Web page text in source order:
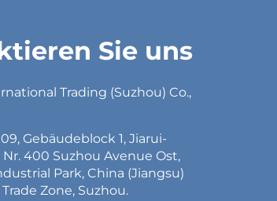
Sie uns
Trading (Suzhou) Co.,
Gebäudeblock 1, Jiarui-
Nr. 400 Suzhou Avenue Ost,
Park, China (Jiangsu)
Zone, Suzhou.